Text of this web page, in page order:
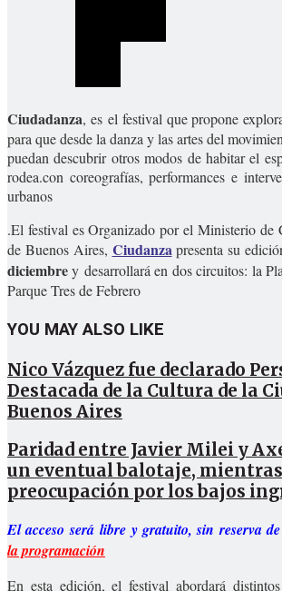
Ciudadanza, es el festival que propone
para que desde la danza y las artes del
puedan descubrir otros modos de habitar el
rodea.con coreografías, performances e
urbanos
.El festival es Organizado por el Ministerio de
de Buenos Aires, Ciudanzapresenta su
diciembrey desarrollará en dos circuitos: la
Parque Tres de Febrero
YOU MAY ALSO LIKE
Nico Vázquez fue declarado
Destacada de la Cultura de la
Buenos Aires
Paridad entre Javier Milei y
un eventual balotaje, mientras
preocupación por los bajos
El acceso será libre y gratuito, sin reserva
la programación
En esta edición, el festival abordará